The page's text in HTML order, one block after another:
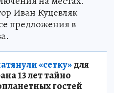
Иван Куцевляк
предложения в
«сетку»для
13 лет тайно
гостей